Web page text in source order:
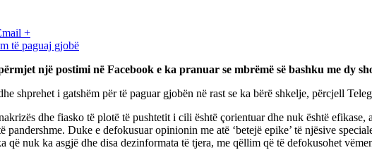
+
një postimi në Facebook e ka pranuar se mbrëmë së bashku me dy
shprehet i gatshëm për të paguar gjobën në rast se ka bërë shkelje, përcjell
dhe fiasko të plotë të pushtetit i cili është çorientuar dhe nuk është efikase,
Duke e defokusuar opinionin me atë ‘betejë epike’ të njësive
nuk ka asgjë dhe disa dezinformata të tjera, me qëllim që të defokusohet